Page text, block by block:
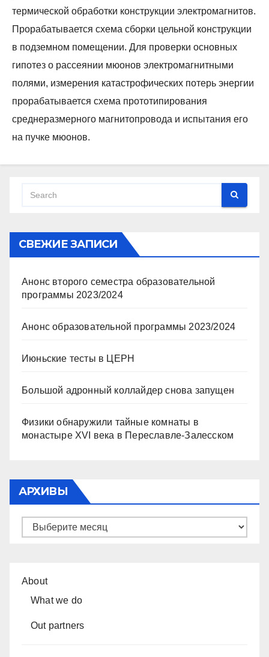
термической обработки конструкции электромагнитов.
Прорабатывается схема сборки цельной конструкции
в подземном помещении. Для проверки основных
гипотез о рассеянии мюонов электромагнитными
полями, измерения катастрофических потерь энергии
прорабатывается схема прототипирования
среднеразмерного магнитопровода и испытания его
на пучке мюонов.
СВЕЖИЕ ЗАПИСИ
Анонс второго семестра образовательной
программы 2023/2024
Анонс образовательной программы 2023/2024
Июньские тесты в ЦЕРН
Большой адронный коллайдер снова запущен
Физики обнаружили тайные комнаты в
монастыре XVI века в Переславле-Залесском
АРХИВЫ
Архивы
About
What we do
Out partners